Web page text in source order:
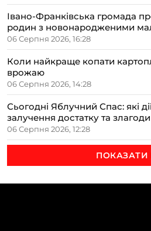
Івано-Франківська громада
родин з новонародженими
06 Серпня 2026, 16:28
Коли найкраще копати
врожаю
06 Серпня 2026, 14:28
Сьогодні Яблучний Спас: які
залучення достатку та
06 Серпня 2026, 12:28